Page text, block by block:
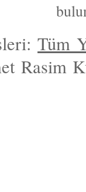
Tüm
Rasim